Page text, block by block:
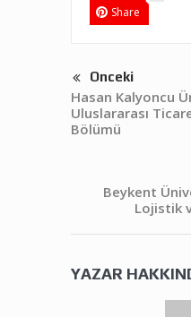
Share
Önceki
Hasan Kalyoncu
Uluslararası
Bölümü
Beykent
Lojistik
YAZAR